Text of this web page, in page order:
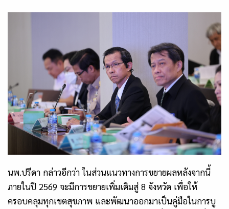
นพ.ปรีดา กล่าวอีกว่า ในส่วนแนวทางการขยายผลหลังจากนี้
ภายในปี 2569 จะมีการขยายเพิ่มเติมสู่ 8 จังหวัด เพื่อให้
ครอบคลุมทุกเขตสุขภาพ และพัฒนาออกมาเป็นคู่มือในการบู